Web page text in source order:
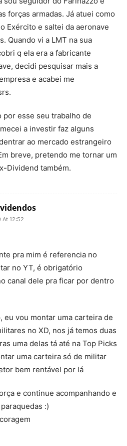
forças armadas. Já atuei como
Exército e saltei da aeronave
Quando vi a LMT na sua
q ela era a fabricante
decidi pesquisar mais a
e acabei me
por esse seu trabalho de
a investir faz alguns
ao mercado estrangeiro
breve, pretendo me tornar um
Dividend também.
At 12:52
pra mim é referencia no
no YT, é obrigatório
canal dele pra ficar por dentro
eu vou montar uma carteira de
no XD, nos já temos duas
uma delas tá até na Top Picks
uma carteira só de militar
bem rentável por lá
e continue acompanhando e
:)